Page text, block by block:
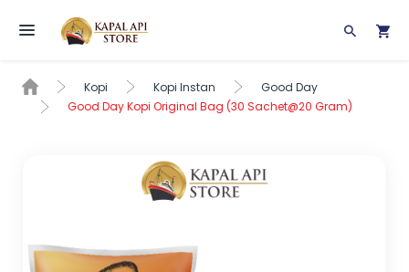
Toggle navigation
Kopi Kopi Instan
Good Day
Good Day Kopi Original Bag (30 Sachet@20 Gram)